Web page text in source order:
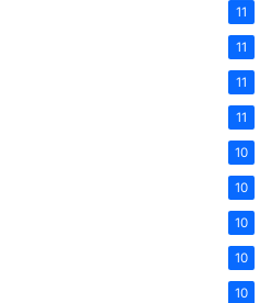
11
11
11
11
10
10
10
10
10